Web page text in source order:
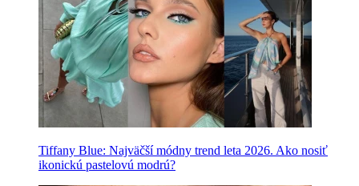
Tiffany Blue: Najväčší módny trend leta 2026. Ako nosiť
ikonickú pastelovú modrú?